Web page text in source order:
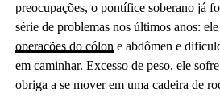
preocupações, o pontífice soberano já
série de problemas nos últimos anos:
operações do cólone abdômen e
em caminhar. Excesso de peso, ele
obriga a se mover em uma cadeira de